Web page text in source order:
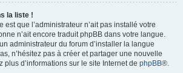
la liste !
est que l’administrateur n’ait pas installé votre
n’ait encore traduit phpBB dans votre langue.
administrateur du forum d’installer la langue
n’hésitez pas à créer et partager une nouvelle
plus d’informations sur le site Internet de phpBB®.